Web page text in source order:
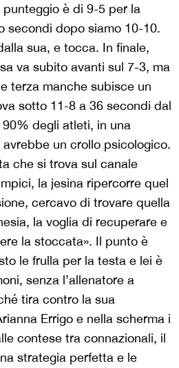
è di 9-5 per la
secondi dopo siamo 10-10.
sua, e tocca. In finale,
va subito avanti sul 7-3, ma
terza manche subisce un
sotto 11-8 a 36 secondi dal
degli atleti, in una
un crollo psicologico.
che si trova sul canale
la jesina ripercorre quel
cercavo di trovare quella
la voglia di recuperare e
la stoccata». Il punto è
le frulla per la testa e lei è
senza l’allenatore a
tira contro la sua
Errigo e nella scherma i
contese tra connazionali, il
strategia perfetta e le